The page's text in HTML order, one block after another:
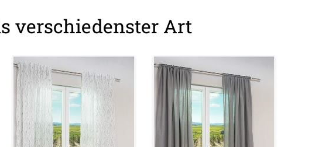
verschiedenster Art